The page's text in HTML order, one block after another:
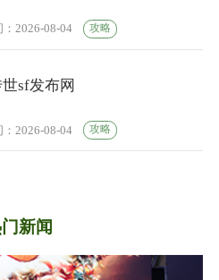
2026-08-04 攻略
sf发布网
2026-08-04 攻略
新闻